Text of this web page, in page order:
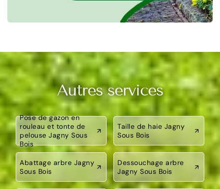
Autres services
Pose de gazon en
rouleau et tonte de
pelouse Jagny Sous
Bois
Taille de haie Jagny
Sous Bois
Abattage arbre Jagny
Sous Bois
Dessouchage arbre
Jagny Sous Bois